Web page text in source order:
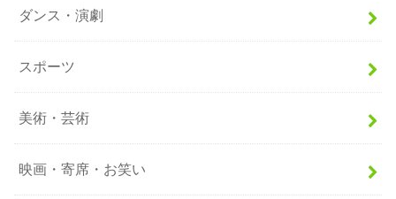
ダンス・演劇
スポーツ
美術・芸術
映画・寄席・お笑い